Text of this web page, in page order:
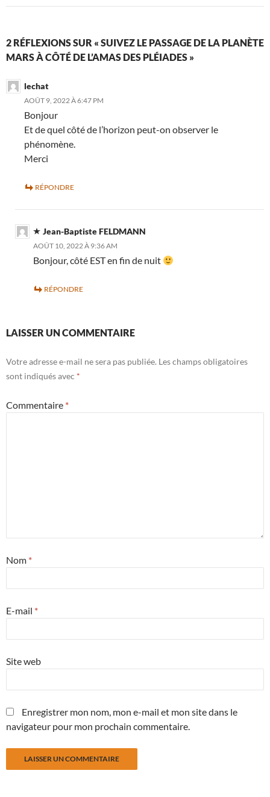
2 RÉFLEXIONS SUR « SUIVEZ LE PASSAGE DE LA PLANÈTE
MARS À CÔTÉ DE L’AMAS DES PLÉIADES »
lechat
AOÛT 9, 2022 À 6:47 PM
Bonjour
Et de quel côté de l’horizon peut-on observer le
phénomène.
Merci
RÉPONDRE
Jean-Baptiste FELDMANN
AOÛT 10, 2022 À 9:36 AM
Bonjour, côté EST en fin de nuit
RÉPONDRE
LAISSER UN COMMENTAIRE
Votre adresse e-mail ne sera pas publiée. Les champs obligatoires
sont indiqués avec *
Commentaire *
Nom *
E-mail *
Site web
Enregistrer mon nom, mon e-mail et mon site dans le
navigateur pour mon prochain commentaire.